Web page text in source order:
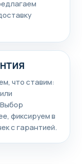
что ставим:
фиксируем в
с гарантией.